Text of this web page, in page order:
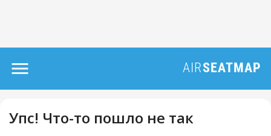
Упс! Что-то пошло не так